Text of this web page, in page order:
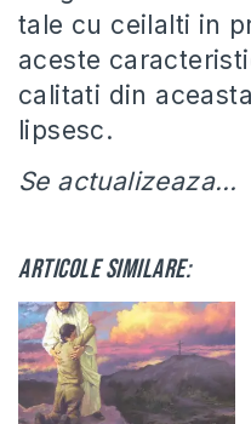
tale cu ceilalti in
aceste
calitati din
lipsesc.
Se actualizeaza…
Articole similare: